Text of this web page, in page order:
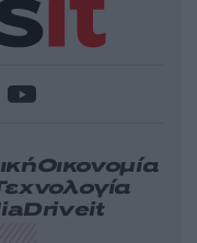
Οικονομία
Driveit